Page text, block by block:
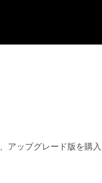
、アップグレード版を購入